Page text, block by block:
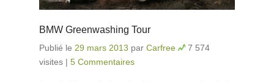
BMW Greenwashing Tour
Publié le 29 mars 2013 par Carfree
7 574
visites | 5 Commentaires